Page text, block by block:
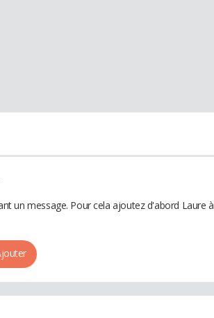
un message. Pour cela ajoutez d'abord Laure à